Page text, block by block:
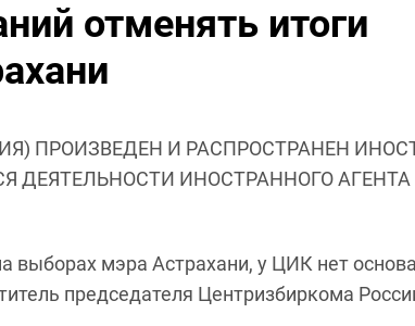
отменять итоги
ПРОИЗВЕДЕН И РАСПРОСТРАНЕН
ДЕЯТЕЛЬНОСТИ ИНОСТРАННОГО АГЕНТА
мэра Астрахани, у ЦИК нет
председателя Центризбиркома